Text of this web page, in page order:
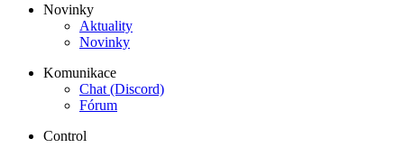
Novinky
Aktuality
Novinky
Komunikace
Chat (Discord)
Fórum
Control